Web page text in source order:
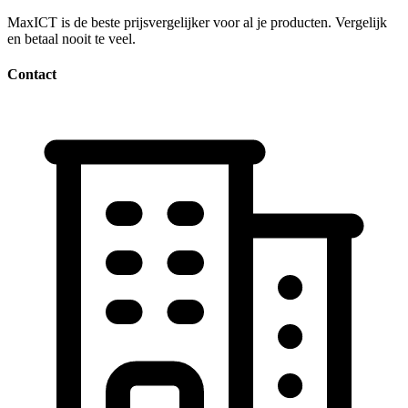
MaxICT is de beste prijsvergelijker voor al je producten. Vergelijk
en betaal nooit te veel.
Contact